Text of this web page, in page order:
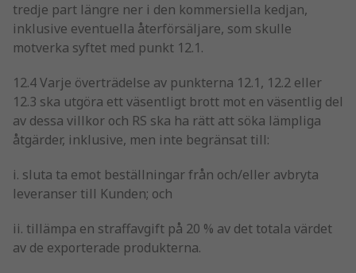
tredje part längre ner i den kommersiella kedjan,
inklusive eventuella återförsäljare, som skulle
motverka syftet med punkt 12.1.
12.4 Varje överträdelse av punkterna 12.1, 12.2 eller
12.3 ska utgöra ett väsentligt brott mot en väsentlig del
av dessa villkor och RS ska ha rätt att söka lämpliga
åtgärder, inklusive, men inte begränsat till:
i. sluta ta emot beställningar från och/eller avbryta
leveranser till Kunden; och
ii. tillämpa en straffavgift på 20 % av det totala värdet
av de exporterade produkterna.